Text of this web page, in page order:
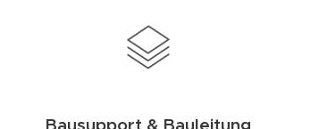
Bausupport & Bauleitung